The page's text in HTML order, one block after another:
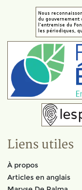
Liens utiles
À propos
Articles en anglais